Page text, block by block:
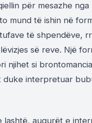
për mesazhe nga
mund të ishin në
të shpendëve,
së reve. Një
njihet si
duke interpretuar
lashtë, augurët e